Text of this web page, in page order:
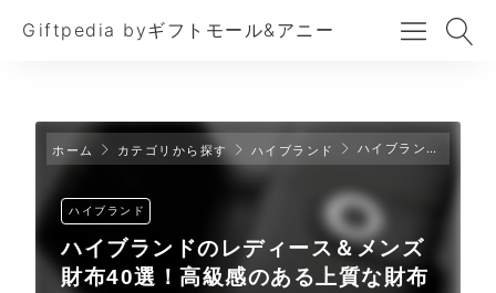
Giftpedia byギフトモール&アニー
ホーム カテゴリから探す ハイブランド ハイブランドのレディース＆メンズ財布40選！高級感のある上質な財布を贈ろう
ハイブランド
ハイブランドのレディース＆メンズ
財布40選！高級感のある上質な財布